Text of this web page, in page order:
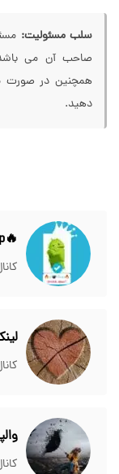
سلب مسئولیت:
صاحب آن می
همچنین در صورت
دهید.
🔥Rubik👑app🔥